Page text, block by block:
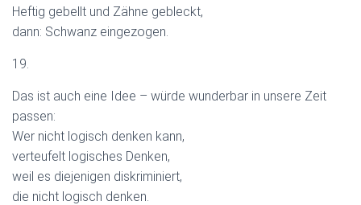
Heftig gebellt und Zähne gebleckt,
dann: Schwanz eingezogen.
19.
Das ist auch eine Idee – würde wunderbar in unsere Zeit
passen:
Wer nicht logisch denken kann,
verteufelt logisches Denken,
weil es diejenigen diskriminiert,
die nicht logisch denken.